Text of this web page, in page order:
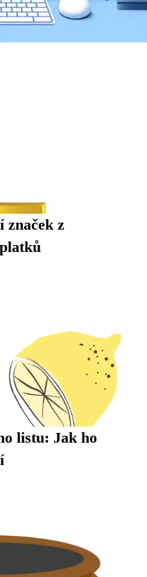
značek z
listu: Jak ho